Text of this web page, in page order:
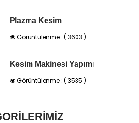
Plazma Kesim
Görüntülenme : ( 3603 )
Kesim Makinesi Yapımı
Görüntülenme : ( 3535 )